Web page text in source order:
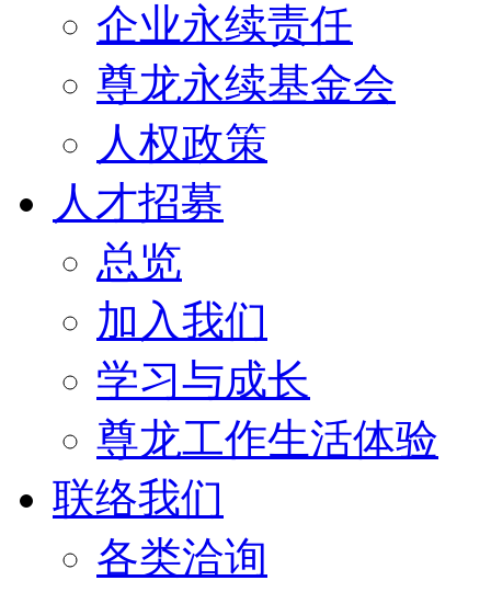
企业永续责任
尊龙永续基金会
人权政策
人才招募
总览
加入我们
学习与成长
尊龙工作生活体验
联络我们
各类洽询